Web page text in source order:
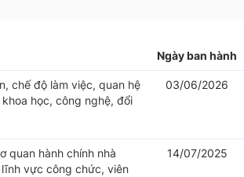
Ngày ban hành
chế độ làm việc, quan hệ
học, công nghệ, đổi
03/06/2026
quan hành chính nhà
vực công chức, viên
14/07/2025